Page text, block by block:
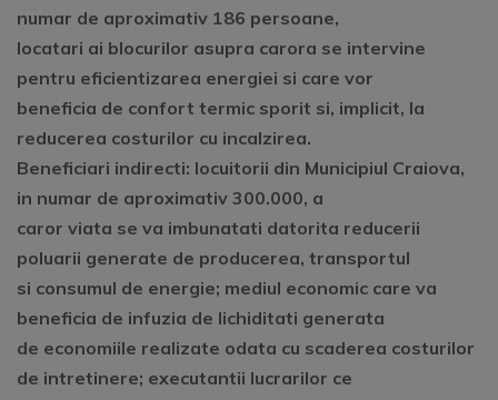
numar de aproximativ 186 persoane,
locatari ai blocurilor asupra carora se intervine
pentru eficientizarea energiei si care vor
beneficia de confort termic sporit si, implicit, la
reducerea costurilor cu incalzirea.
Beneficiari indirecti: locuitorii din Municipiul Craiova,
in numar de aproximativ 300.000, a
caror viata se va imbunatati datorita reducerii
poluarii generate de producerea, transportul
si consumul de energie; mediul economic care va
beneficia de infuzia de lichiditati generata
de economiile realizate odata cu scaderea costurilor
de intretinere; executantii lucrarilor ce